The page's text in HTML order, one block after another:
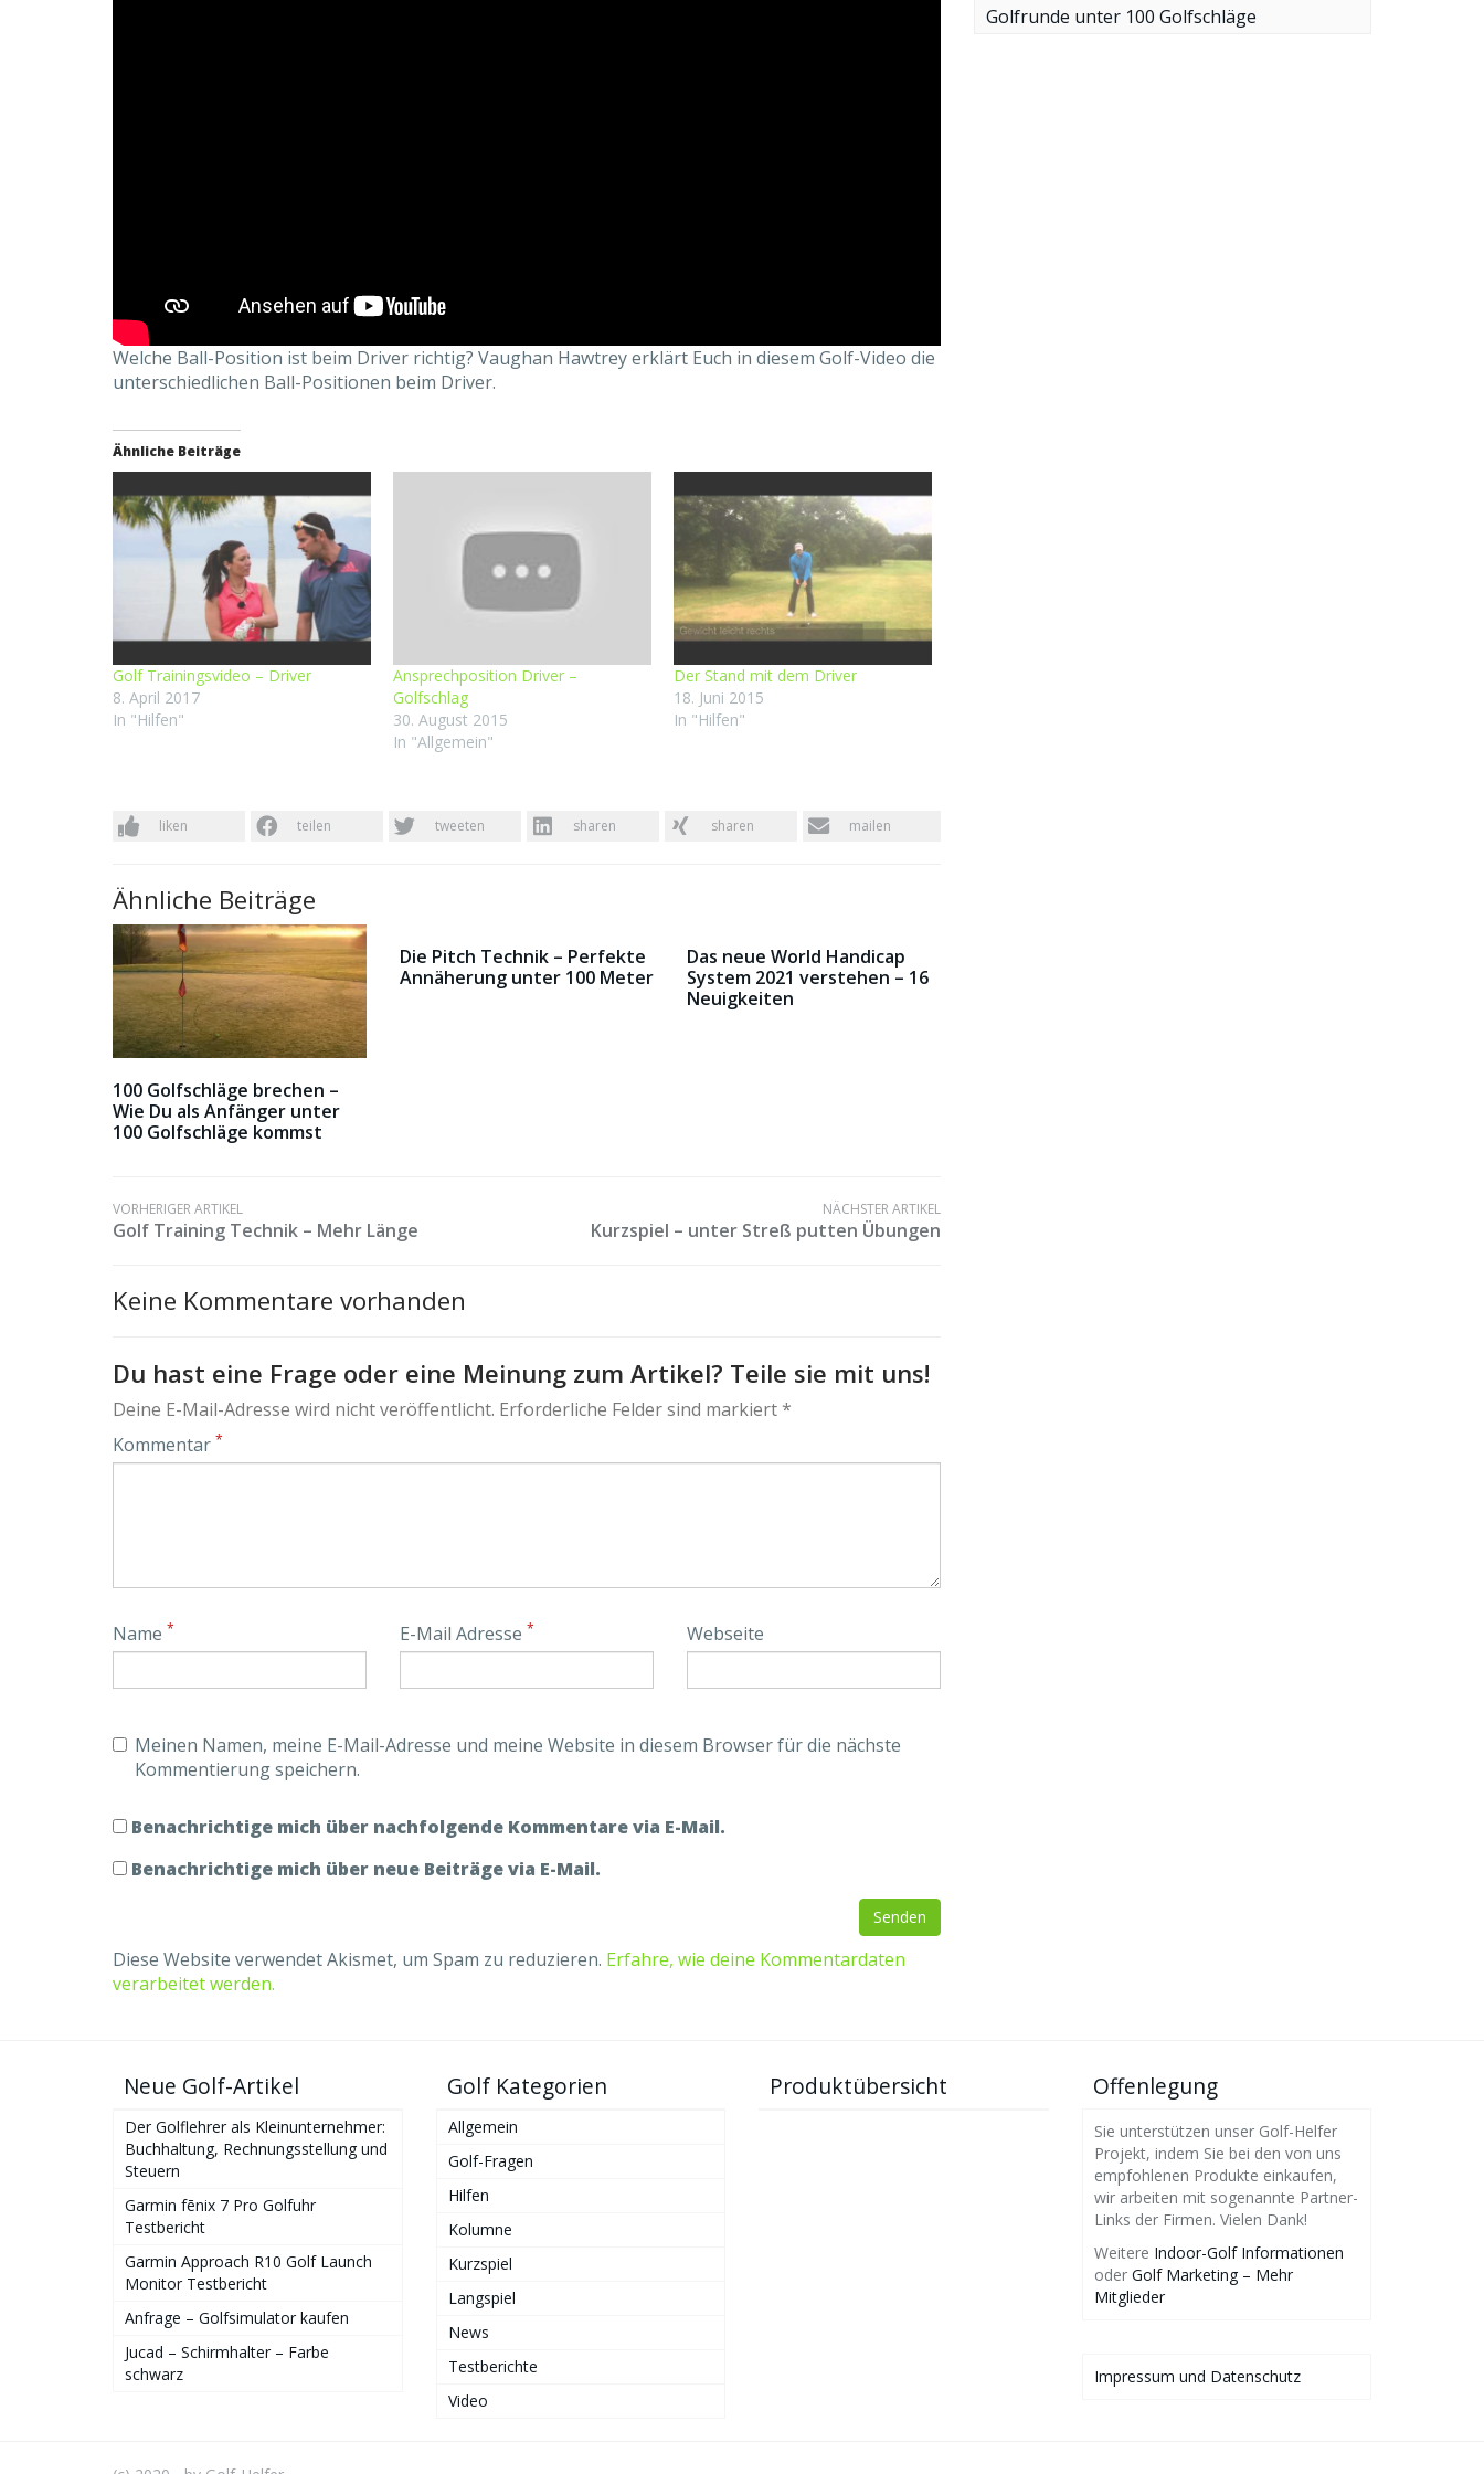
Welche Ball-Position ist beim Driver richtig? Vaughan Hawtrey erklärt Euch in diesem Golf-Video die
unterschiedlichen Ball-Positionen beim Driver.
Ähnliche Beiträge
Golf Trainingsvideo – Driver
8. April 2017
In "Hilfen"
Ansprechposition Driver –
Golfschlag
30. August 2015
In "Allgemein"
Der Stand mit dem Driver
18. Juni 2015
In "Hilfen"
liken teilen tweeten sharen sharen mailen
Ähnliche Beiträge
100 Golfschläge brechen –
Wie Du als Anfänger unter
100 Golfschläge kommst
Die Pitch Technik – Perfekte
Annäherung unter 100 Meter
Das neue World Handicap
System 2021 verstehen – 16
Neuigkeiten
VORHERIGER ARTIKEL
Golf Training Technik – Mehr Länge
NÄCHSTER ARTIKEL
Kurzspiel – unter Streß putten Übungen
Keine Kommentare vorhanden
Du hast eine Frage oder eine Meinung zum Artikel? Teile sie mit uns!
Deine E-Mail-Adresse wird nicht veröffentlicht. Erforderliche Felder sind markiert *
Kommentar *
Name * E-Mail Adresse * Webseite
Meinen Namen, meine E-Mail-Adresse und meine Website in diesem Browser für die nächste
Kommentierung speichern.
Benachrichtige mich über nachfolgende Kommentare via E-Mail.
Benachrichtige mich über neue Beiträge via E-Mail.
Diese Website verwendet Akismet, um Spam zu reduzieren. Erfahre, wie deine Kommentardaten
verarbeitet werden.
Golfrunde unter 100 Golfschläge
Neue Golf-Artikel
Der Golflehrer als Kleinunternehmer:
Buchhaltung, Rechnungsstellung und
Steuern
Garmin fēnix 7 Pro Golfuhr
Testbericht
Garmin Approach R10 Golf Launch
Monitor Testbericht
Anfrage – Golfsimulator kaufen
Jucad – Schirmhalter – Farbe
schwarz
Golf Kategorien
Allgemein
Golf-Fragen
Hilfen
Kolumne
Kurzspiel
Langspiel
News
Testberichte
Video
Produktübersicht Offenlegung
Sie unterstützen unser Golf-Helfer
Projekt, indem Sie bei den von uns
empfohlenen Produkte einkaufen,
wir arbeiten mit sogenannte Partner-
Links der Firmen. Vielen Dank!
Weitere Indoor-Golf Informationen
oder Golf Marketing – Mehr
Mitglieder
Impressum und Datenschutz